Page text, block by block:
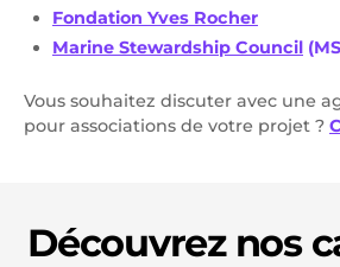
Fondation Yves Rocher
Marine Stewardship Council
Vous souhaitez discuter avec une
pour associations de votre projet ?
Découvrez nos